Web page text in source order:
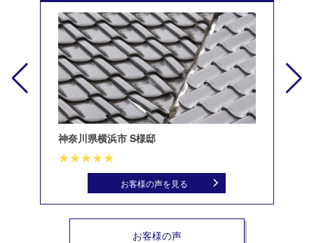
神奈川県横浜市 S様邸
お客様の声を見る
お客様の声